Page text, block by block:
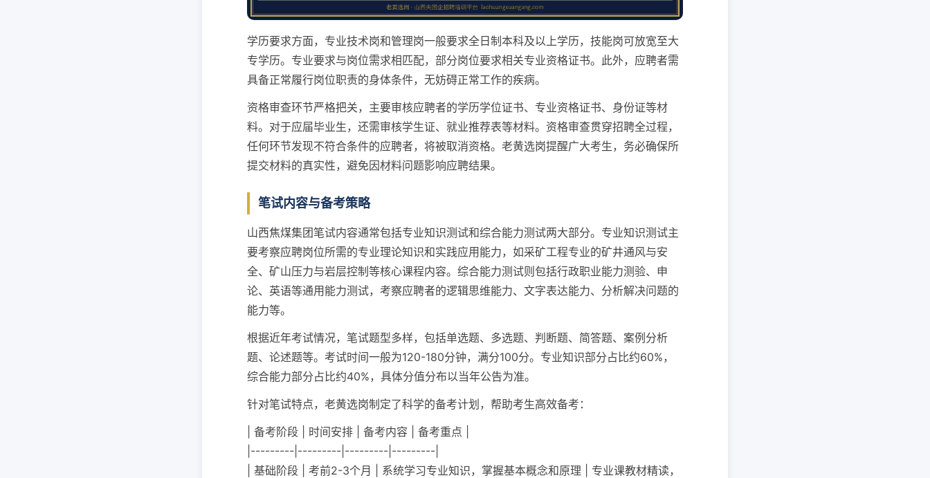
学历要求方面，专业技术岗和管理岗一般要求全日制本科及以上学历，技能岗可放宽至大
专学历。专业要求与岗位需求相匹配，部分岗位要求相关专业资格证书。此外，应聘者需
具备正常履行岗位职责的身体条件，无妨碍正常工作的疾病。
资格审查环节严格把关，主要审核应聘者的学历学位证书、专业资格证书、身份证等材
料。对于应届毕业生，还需审核学生证、就业推荐表等材料。资格审查贯穿招聘全过程，
任何环节发现不符合条件的应聘者，将被取消资格。老黄选岗提醒广大考生，务必确保所
提交材料的真实性，避免因材料问题影响应聘结果。
笔试内容与备考策略
山西焦煤集团笔试内容通常包括专业知识测试和综合能力测试两大部分。专业知识测试主
要考察应聘岗位所需的专业理论知识和实践应用能力，如采矿工程专业的矿井通风与安
全、矿山压力与岩层控制等核心课程内容。综合能力测试则包括行政职业能力测验、申
论、英语等通用能力测试，考察应聘者的逻辑思维能力、文字表达能力、分析解决问题的
能力等。
根据近年考试情况，笔试题型多样，包括单选题、多选题、判断题、简答题、案例分析
题、论述题等。考试时间一般为120-180分钟，满分100分。专业知识部分占比约60%，
综合能力部分占比约40%，具体分值分布以当年公告为准。
针对笔试特点，老黄选岗制定了科学的备考计划，帮助考生高效备考：
| 备考阶段 | 时间安排 | 备考内容 | 备考重点 |
|---------|---------|---------|---------|
| 基础阶段 | 考前2-3个月 | 系统学习专业知识，掌握基本概念和原理 | 专业课教材精读，